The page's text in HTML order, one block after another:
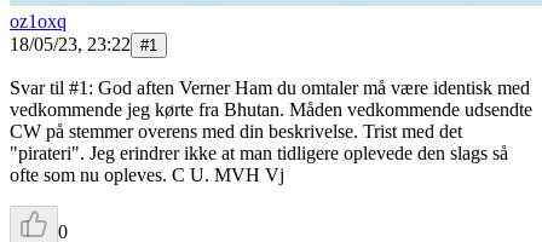
oz1oxq
18/05/23, 23:22 #1
Svar til #1: God aften Verner Ham du omtaler må være identisk med
vedkommende jeg kørte fra Bhutan. Måden vedkommende udsendte
CW på stemmer overens med din beskrivelse. Trist med det
"pirateri". Jeg erindrer ikke at man tidligere oplevede den slags så
ofte som nu opleves. C U. MVH Vj
0